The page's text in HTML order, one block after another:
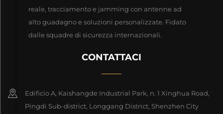
reale, tracciamento e jamming con antenne ad
alto guadagno e soluzioni personalizzate. Fidato
dalle squadre di sicurezza internazionali.
CONTATTACI
Edificio A, Kaishangde Industrial Park, n. 1 Xinghua Road,
Pingdi Sub-district, Longgang District, Shenzhen City